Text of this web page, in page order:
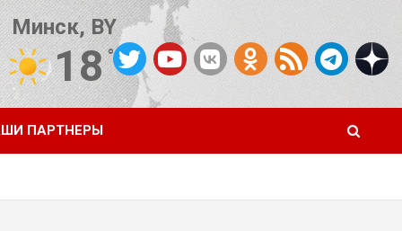
Минск, BY
18°C
от OpenWeatherMap
ПАРТНЕРЫ